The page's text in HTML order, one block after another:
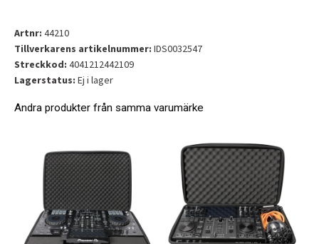
Artnr: 44210
Tillverkarens artikelnummer: IDS0032547
Streckkod: 4041212442109
Lagerstatus: Ej i lager
Andra produkter från samma varumärke